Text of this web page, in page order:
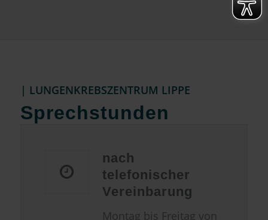
| LUNGENKREBSZENTRUM LIPPE
Sprechstunden
nach
telefonischer
Vereinbarung
Montag bis Freitag von